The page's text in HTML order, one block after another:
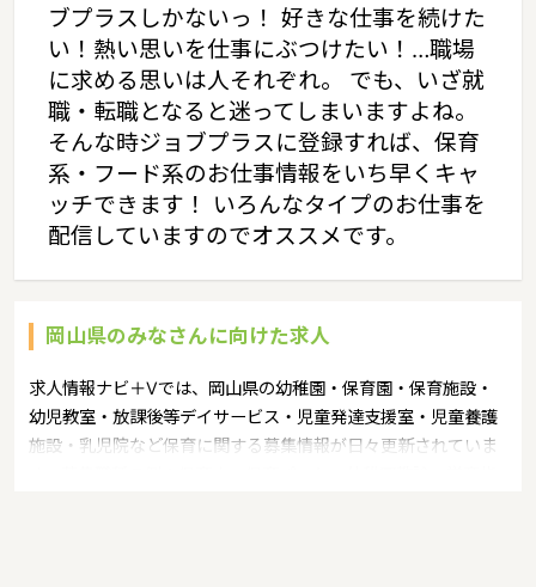
ブプラスしかないっ！ 好きな仕事を続けた
い！熱い思いを仕事にぶつけたい！…職場
に求める思いは人それぞれ。 でも、いざ就
職・転職となると迷ってしまいますよね。
そんな時ジョブプラスに登録すれば、保育
系・フード系のお仕事情報をいち早くキャ
ッチできます！ いろんなタイプのお仕事を
配信していますのでオススメです。
岡山県のみなさんに向けた求人
求人情報ナビ＋Vでは、岡山県の幼稚園・保育園・保育施設・
幼児教室・放課後等デイサービス・児童発達支援室・児童養護
施設・乳児院など保育に関する募集情報が日々更新されていま